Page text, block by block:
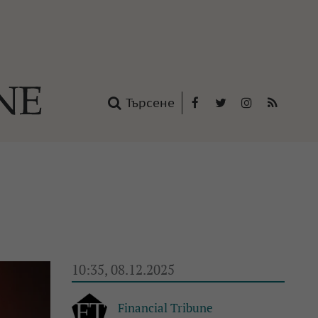
Търсене
10:35, 08.12.2025
Financial Tribune